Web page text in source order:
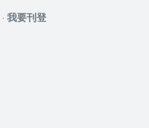
· 我要刊登